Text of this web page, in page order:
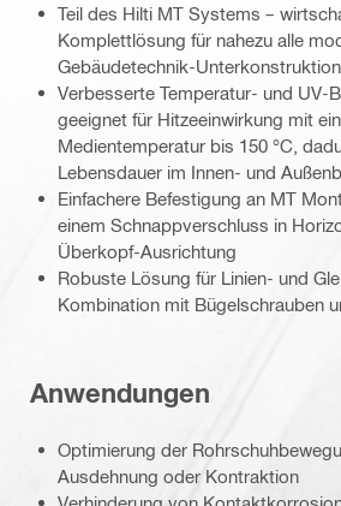
Teil des Hilti MT Systems –
Komplettlösung für nahezu alle
Gebäudetechnik-
Verbesserte Temperatur- und UV-
geeignet für Hitzeeinwirkung mit
Medientemperatur bis 150 °C,
Lebensdauer im Innen- und
Einfachere Befestigung an MT
einem Schnappverschluss in
Überkopf-Ausrichtung
Robuste Lösung für Linien- und
Kombination mit Bügelschrauben
Anwendungen
Optimierung der
Ausdehnung oder Kontraktion